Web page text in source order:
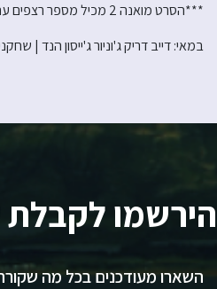
***הסרט מואנה 2 מכיל מספר רצפים עם אורות מהבהבים שעשויים להשפיע על בעלי אפילפסיה רגישה לאור או בעלי כל רגישות אחרת לאור***
במאי: דייב דריק ג'וניור ג'ייסון הנד |
הירשמו לקבלת
השארו מעודכנים בכל מה